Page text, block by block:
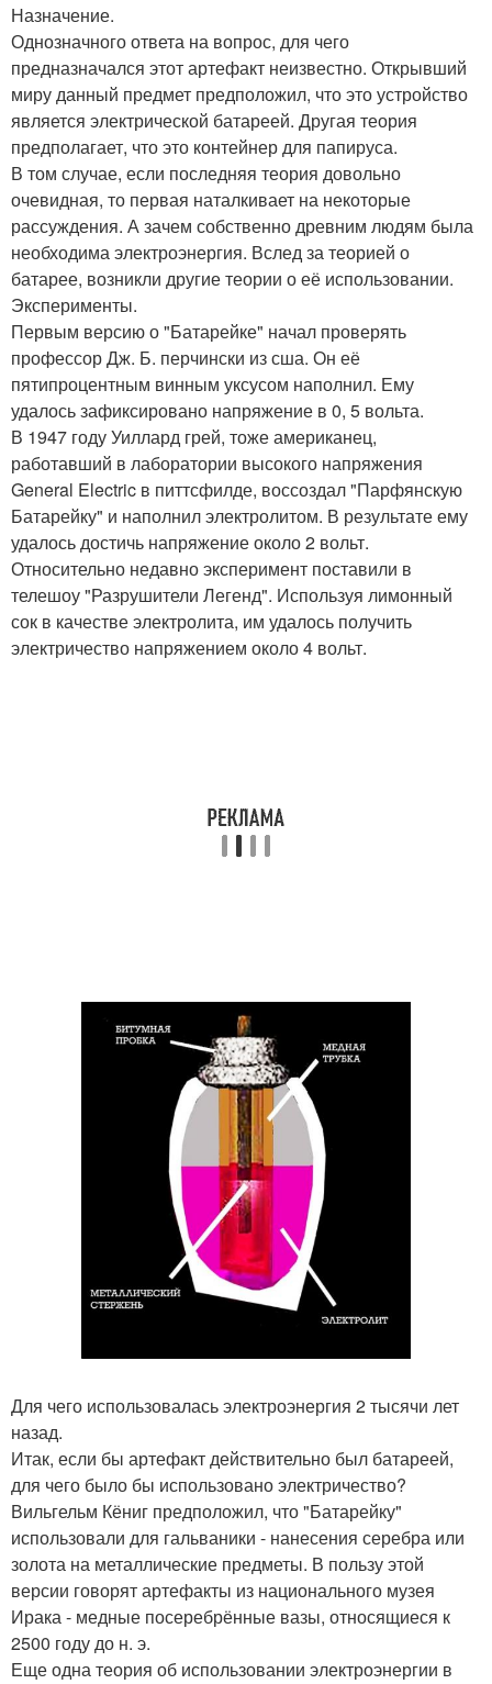
Назначение.
Однозначного ответа на вопрос, для чего
предназначался этот артефакт неизвестно. Открывший
миру данный предмет предположил, что это устройство
является электрической батареей. Другая теория
предполагает, что это контейнер для папируса.
В том случае, если последняя теория довольно
очевидная, то первая наталкивает на некоторые
рассуждения. А зачем собственно древним людям была
необходима электроэнергия. Вслед за теорией о
батарее, возникли другие теории о её использовании.
Эксперименты.
Первым версию о "Батарейке" начал проверять
профессор Дж. Б. перчински из сша. Он её
пятипроцентным винным уксусом наполнил. Ему
удалось зафиксировано напряжение в 0, 5 вольта.
В 1947 году Уиллард грей, тоже американец,
работавший в лаборатории высокого напряжения
General Electric в питтсфилде, воссоздал "Парфянскую
Батарейку" и наполнил электролитом. В результате ему
удалось достичь напряжение около 2 вольт.
Относительно недавно эксперимент поставили в
телешоу "Разрушители Легенд". Используя лимонный
сок в качестве электролита, им удалось получить
электричество напряжением около 4 вольт.
Для чего использовалась электроэнергия 2 тысячи лет
назад.
Итак, если бы артефакт действительно был батареей,
для чего было бы использовано электричество?
Вильгельм Кёниг предположил, что "Батарейку"
использовали для гальваники - нанесения серебра или
золота на металлические предметы. В пользу этой
версии говорят артефакты из национального музея
Ирака - медные посеребрённые вазы, относящиеся к
2500 году до н. э.
Еще одна теория об использовании электроэнергии в